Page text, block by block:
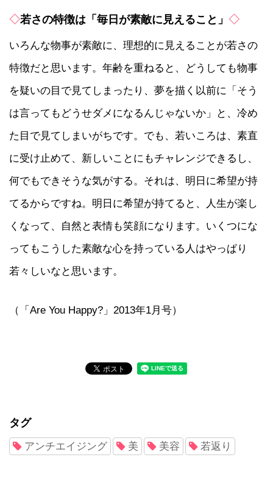
◇若さの特徴は「毎日が素敵に見えること」 ◇
いろんな物事が素敵に、理想的に見えることが若さの
特徴だと思います。年齢を重ねると、どうしても物事
を疑いの目で見てしまったり、夢を描く以前に「そう
は言ってもどうせダメになるんじゃないか」と、冷め
た目で見てしまいがちです。でも、若いころは、素直
に受け止めて、新しいことにもチャレンジできるし、
何でもできそうな気がする。それは、明日に希望が持
てるからですね。明日に希望が持てると、人生が楽し
くなって、自然と表情も笑顔になります。いくつにな
ってもこうした素敵な心を持っている人はやっぱり
若々しいなと思います。
（「Are You Happy?」2013年1月号）
タグ
アンチエイジング 美 美容 若返り